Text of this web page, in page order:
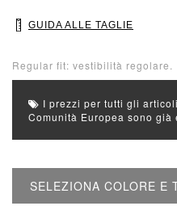
GUIDA ALLE TAGLIE
Regular fit: vestibilità regolare.
I prezzi per tutti gli
Comunità Europea sono già
SELEZIONA COLORE E